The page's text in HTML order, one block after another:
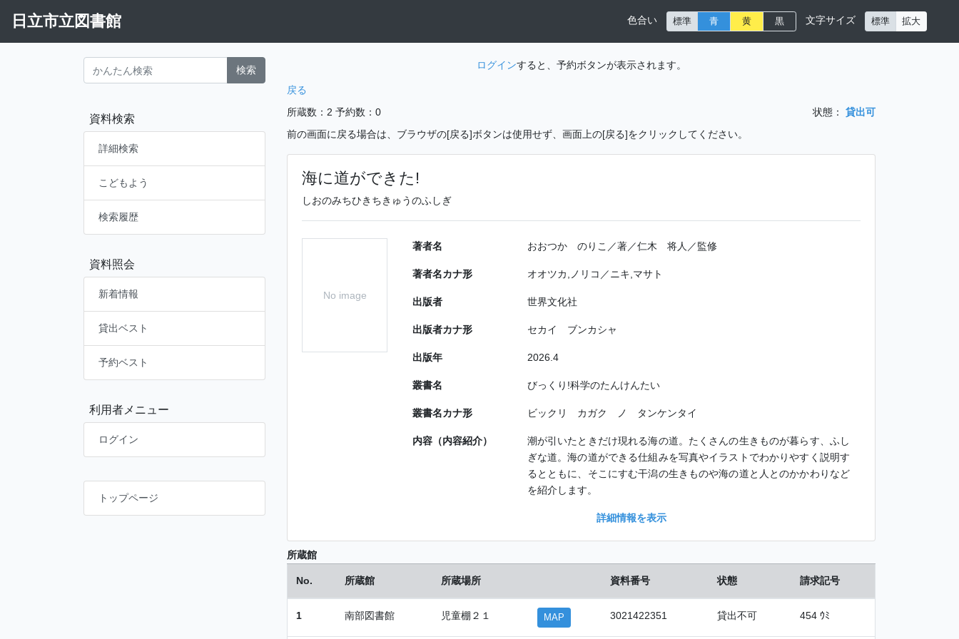
日立市立図書館 色合い 標準 青 黄 黒 文字サイズ 標準 拡大
検索
資料検索
詳細検索
こどもよう
検索履歴
資料照会
新着情報
貸出ベスト
予約ベスト
利用者メニュー
ログイン
トップページ
ログインすると、予約ボタンが表示されます。
戻る
所蔵数：2 予約数：0 状態：
貸出可
前の画面に戻る場合は、ブラウザの[戻る]ボタンは使用せず、画面上の[戻る]をクリックしてください。
海に道ができた!
しおのみちひきちきゅうのふしぎ
No image
著者名 おおつか のりこ／著／仁木 将人／監修
著者名カナ形 オオツカ,ノリコ／ニキ,マサト
出版者 世界文化社
出版者カナ形 セカイ ブンカシャ
出版年 2026.4
叢書名 びっくり!科学のたんけんたい
叢書名カナ形 ビックリ カガク ノ タンケンタイ
内容（内容紹介）
潮が引いたときだけ現れる海の道。たくさんの生きものが暮らす、ふし
ぎな道。海の道ができる仕組みを写真やイラストでわかりやすく説明す
るとともに、そこにすむ干潟の生きものや海の道と人とのかかわりなど
を紹介します。
詳細情報を表示
所蔵館
No. 所蔵館 所蔵場所 資料番号 状態 請求記号
1 南部図書館 児童棚２１ MAP 3021422351 貸出不可 454 ｳﾐ